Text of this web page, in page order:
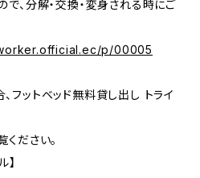
で、分解・交換・変身される時にご
p/00005
ットベッド無料貸し出し トライ
ださい。
】